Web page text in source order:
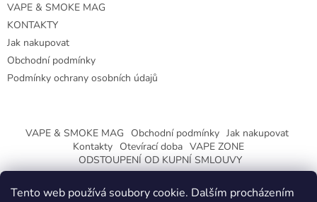
Tento web používá soubory cookie. Dalším procházením
VAPE & SMOKE MAG
KONTAKTY
Jak nakupovat
Obchodní podmínky
Podmínky ochrany osobních údajů
VAPE & SMOKE MAG Obchodní podmínky Jak nakupovat
Kontakty Otevírací doba VAPE ZONE
ODSTOUPENÍ OD KUPNÍ SMLOUVY